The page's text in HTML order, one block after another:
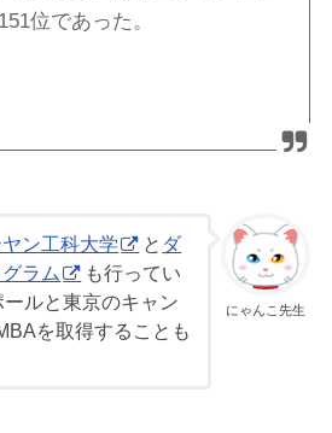
位であった。
にゃんこ先生
ン工科大学 と ダ
ラム
も行ってい
ルと東京のキャン
を取得することも